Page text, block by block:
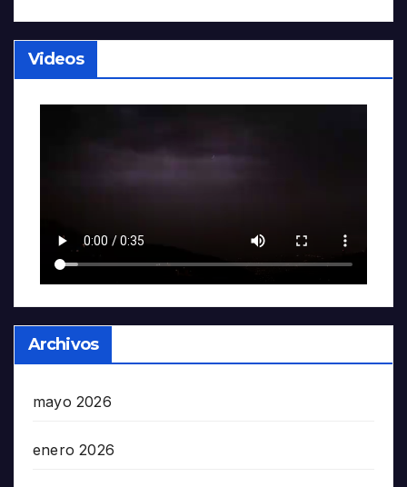
Videos
Archivos
mayo 2026
enero 2026